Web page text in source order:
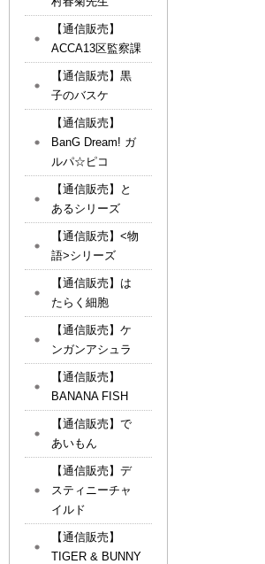
【通信販売】
ACCA13区監察課
【通信販売】黒
子のバスケ
【通信販売】
BanG Dream! ガ
ルパ☆ピコ
【通信販売】と
あるシリーズ
【通信販売】<物
語>シリーズ
【通信販売】は
たらく細胞
【通信販売】ケ
ンガンアシュラ
【通信販売】
BANANA FISH
【通信販売】で
あいもん
【通信販売】デ
スティニーチャ
イルド
【通信販売】
TIGER & BUNNY